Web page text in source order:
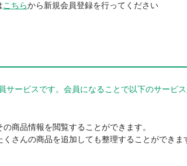
こちらから新規会員登録を行ってください
ービスです。会員になることで以下のサービス
商品情報を閲覧することができます。
さんの商品を追加しても整理することができま